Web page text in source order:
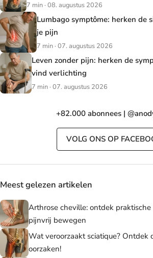
7 min · 08. augustus 2026
Lumbago symptôme: herken de
je pijn
7 min · 07. augustus 2026
Leven zonder pijn: herken de
vind verlichting
7 min · 07. augustus 2026
+82.000 abonnees |
VOLG ONS OP
Meest gelezen artikelen
Arthrose cheville: ontdek
pijnvrij bewegen
Wat veroorzaakt sciatique? Ontdek
oorzaken!